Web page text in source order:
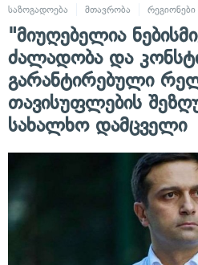
საზოგადოება
მთავრობა რეგიონები
"მიუღებელია
ძალადობა და
გარანტირებული
თავისუფლების
სახალხო დამცველი